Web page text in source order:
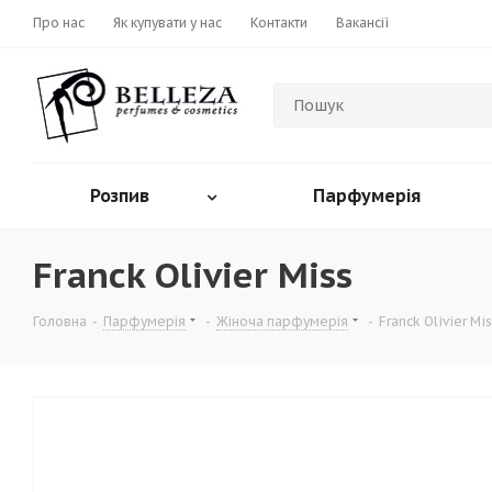
Про нас Як купувати у нас Контакти Вакансії
Розпив Парфумерія
Franck Olivier Miss
Головна - Парфумерія - Жіноча парфумерія - Franck Olivier